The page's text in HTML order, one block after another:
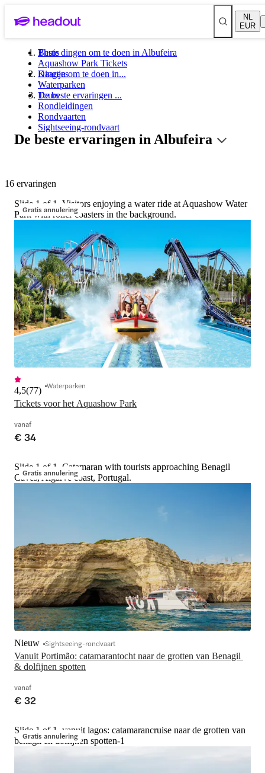
NL
EUR
Beste dingen om te doen in Albufeira
Aquashow Park Tickets
Kaartjes
Waterparken
Tours
Rondleidingen
Rondvaarten
Sightseeing-rondvaart
Thuis
Dingen om te doen in...
De beste ervaringen ...
De beste ervaringen in Albufeira
16 ervaringen
Gratis annulering
Slide 1 of 1, Visitors enjoying a water ride at Aquashow Water
Park with roller coasters in the background.
Tickets voor het Aquashow Park
4,5(77) Waterparken
vanaf
€ 34
Gratis annulering
Slide 1 of 1, Catamaran with tourists approaching Benagil
Caves, Algarve coast, Portugal.
Vanuit Portimão: catamarantocht naar de grotten van Benagil
& dolfijnen spotten
Nieuw Sightseeing-rondvaart
vanaf
€ 32
Gratis annulering
Slide 1 of 1, vanuit lagos: catamarancruise naar de grotten van
benagil en dolfijnen spotten-1